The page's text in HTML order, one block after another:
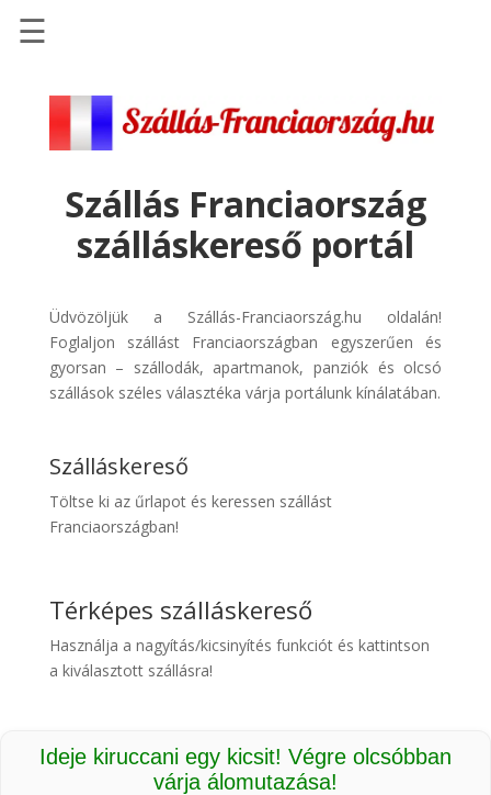
Szállások
Repülőjegy
pénzvisszatérítéssel
Discover
Cars
Kiwi
☰
Szállás Franciaország
szálláskereső portál
Üdvözöljük a Szállás-Franciaország.hu oldalán!
Foglaljon szállást Franciaországban egyszerűen és
gyorsan – szállodák, apartmanok, panziók és olcsó
szállások széles választéka várja portálunk kínálatában.
Szálláskereső
Töltse ki az űrlapot és keressen szállást
Franciaországban!
Térképes szálláskereső
Használja a nagyítás/kicsinyítés funkciót és kattintson
a kiválasztott szállásra!
Ideje kiruccani egy kicsit! Végre olcsóbban
várja álomutazása!